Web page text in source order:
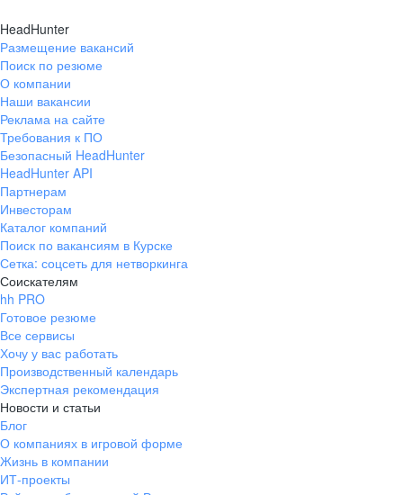
HeadHunter
Размещение вакансий
Поиск по резюме
О компании
Наши вакансии
Реклама на сайте
Требования к ПО
Безопасный HeadHunter
HeadHunter API
Партнерам
Инвесторам
Каталог компаний
Поиск по вакансиям в Курске
Сетка: соцсеть для нетворкинга
Соискателям
hh PRO
Готовое резюме
Все сервисы
Хочу у вас работать
Производственный календарь
Экспертная рекомендация
Новости и статьи
Блог
О компаниях в игровой форме
Жизнь в компании
ИТ-проекты